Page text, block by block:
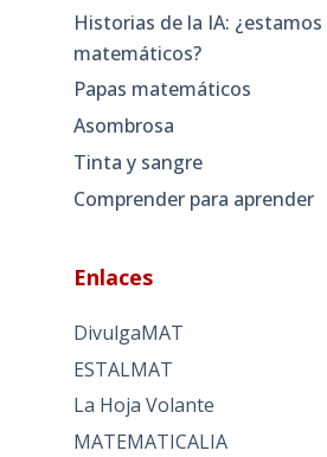
Historias de la IA:
matemáticos?
Papas matemáticos
Asombrosa
Tinta y sangre
Comprender para aprender
Enlaces
DivulgaMAT
ESTALMAT
La Hoja Volante
MATEMATICALIA